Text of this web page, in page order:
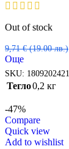
Out of stock
9,71€ (19.00 лв.)
Още
SKU:
Тегло0,2 кг
-47%
Compare
Quick view
Add to wishlist